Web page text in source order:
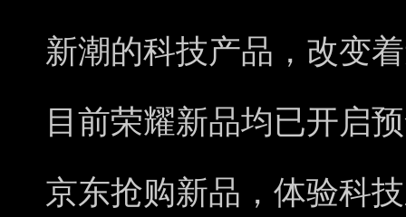
新潮的科技产品，改变
目前荣耀新品均已开启
京东抢购新品，体验科